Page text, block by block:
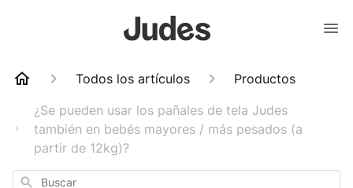
Todos los artículos
Productos
¿Se pueden usar los pañales de tela Judes
también en bebés mayores / más pesados (a
partir de 12kg)?
Buscar